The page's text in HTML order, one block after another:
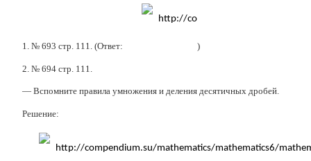
1. № 693 стр. 111. (Ответ: )
2. № 694 стр. 111.
— Вспомните правила умножения и деления десятичных дробей.
Решение: